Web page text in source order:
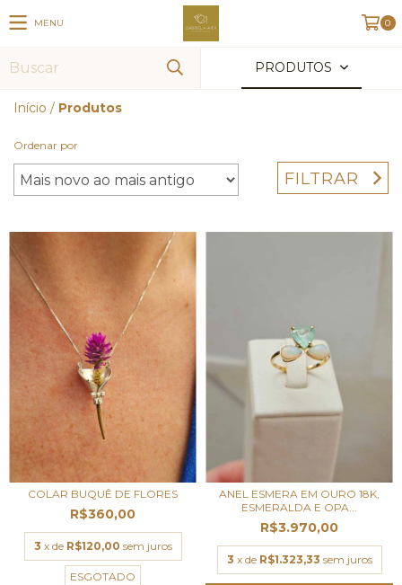
MENU 0
PRODUTOS
Início / Produtos
Ordenar por
FILTRAR
COLAR BUQUÊ DE FLORES
R$360,00
3 x de R$120,00 sem juros
ESGOTADO
ANEL ESMERA EM OURO 18K,
ESMERALDA E OPA...
R$3.970,00
3 x de R$1.323,33 sem juros